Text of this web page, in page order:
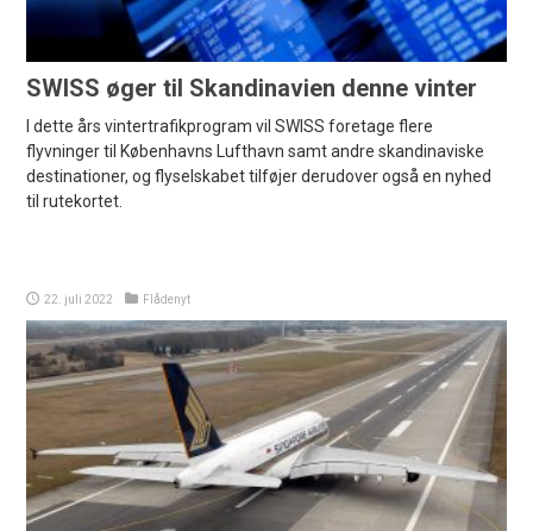
SWISS øger til Skandinavien denne vinter
I dette års vintertrafikprogram vil SWISS foretage flere
flyvninger til Københavns Lufthavn samt andre skandinaviske
destinationer, og flyselskabet tilføjer derudover også en nyhed
til rutekortet.
22. juli 2022 Flådenyt